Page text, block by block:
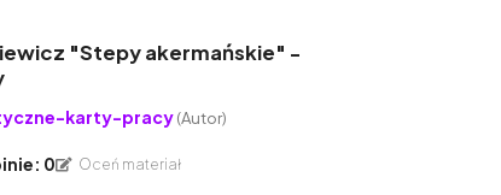
"Stepy akermańskie" -
karty-pracy(Autor)
0 Oceń materiał